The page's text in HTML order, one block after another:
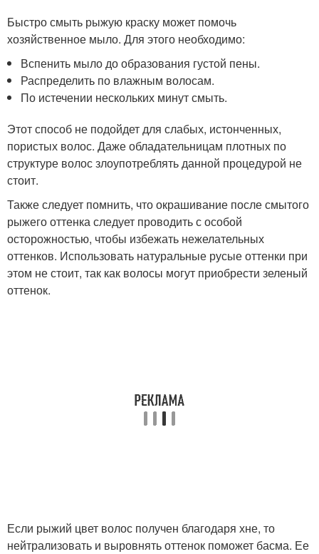
Быстро смыть рыжую краску может помочь
хозяйственное мыло. Для этого необходимо:
Вспенить мыло до образования густой пены.
Распределить по влажным волосам.
По истечении нескольких минут смыть.
Этот способ не подойдет для слабых, истонченных,
пористых волос. Даже обладательницам плотных по
структуре волос злоупотреблять данной процедурой не
стоит.
Также следует помнить, что окрашивание после смытого
рыжего оттенка следует проводить с особой
осторожностью, чтобы избежать нежелательных
оттенков. Использовать натуральные русые оттенки при
этом не стоит, так как волосы могут приобрести зеленый
оттенок.
Если рыжий цвет волос получен благодаря хне, то
нейтрализовать и выровнять оттенок поможет басма. Ее